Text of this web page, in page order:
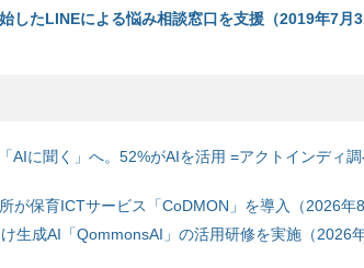
したLINEによる悩み相談窓口を支援（2019年7月
AIに聞く」へ。52%がAIを活用 =アクトインディ
が保育ICTサービス「CoDMON」を導入（2026年8
生成AI「QommonsAI」の活用研修を実施（2026